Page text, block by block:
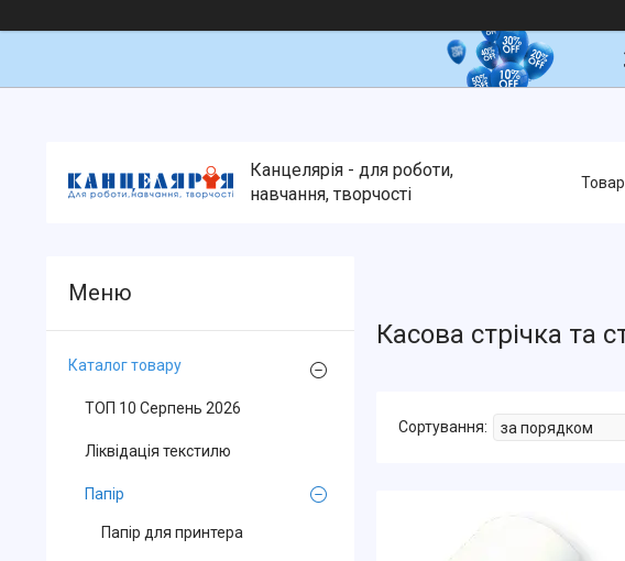
Канцелярія - для роботи,
навчання, творчості
Касова стрічка та
Каталог товару
ТОП 10 Серпень 2026
Ліквідація текстилю
Папір
Папір для принтера